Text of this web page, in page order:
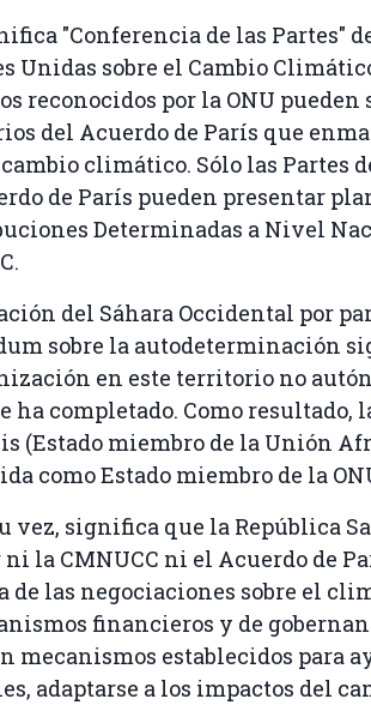
"Conferencia de las Partes"
Unidas sobre el Cambio
reconocidos por la ONU pueden
del Acuerdo de París que
climático. Sólo las Partes
de París pueden presentar
Determinadas a Nivel
del Sáhara Occidental por
sobre la autodeterminación
en este territorio no
ha completado. Como resultado,
(Estado miembro de la Unión
como Estado miembro de la
vez, significa que la República
la CMNUCC ni el Acuerdo de
de las negociaciones sobre el
financieros y de
mecanismos establecidos para
adaptarse a los impactos del